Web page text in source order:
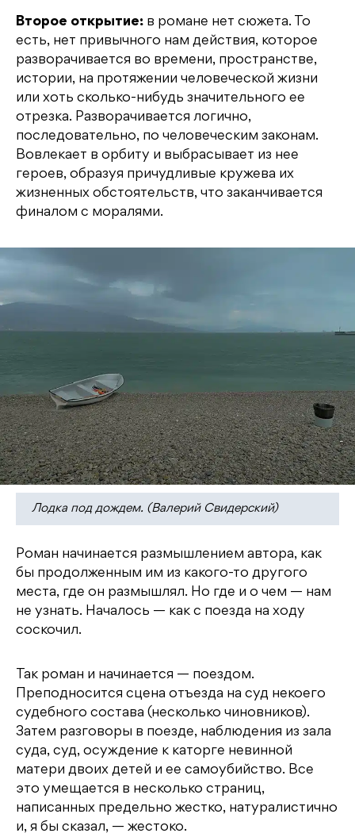
Второе открытие: в романе нет сюжета. То
есть, нет привычного нам действия, которое
разворачивается во времени, пространстве,
истории, на протяжении человеческой жизни
или хоть сколько-нибудь значительного ее
отрезка. Разворачивается логично,
последовательно, по человеческим законам.
Вовлекает в орбиту и выбрасывает из нее
героев, образуя причудливые кружева их
жизненных обстоятельств, что заканчивается
финалом с моралями.
Лодка под дождем. (Валерий Свидерский)
Роман начинается размышлением автора, как
бы продолженным им из какого-то другого
места, где он размышлял. Но где и о чем — нам
не узнать. Началось — как с поезда на ходу
соскочил.
Так роман и начинается — поездом.
Преподносится сцена отъезда на суд некоего
судебного состава (несколько чиновников).
Затем разговоры в поезде, наблюдения из зала
суда, суд, осуждение к каторге невинной
матери двоих детей и ее самоубийство. Все
это умещается в несколько страниц,
написанных предельно жестко, натуралистично
и, я бы сказал, — жестоко.